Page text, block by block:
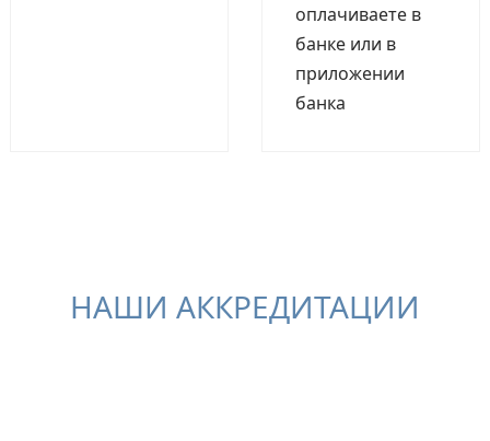
оплачиваете в
банке или в
приложении
банка
НАШИ АККРЕДИТАЦИИ